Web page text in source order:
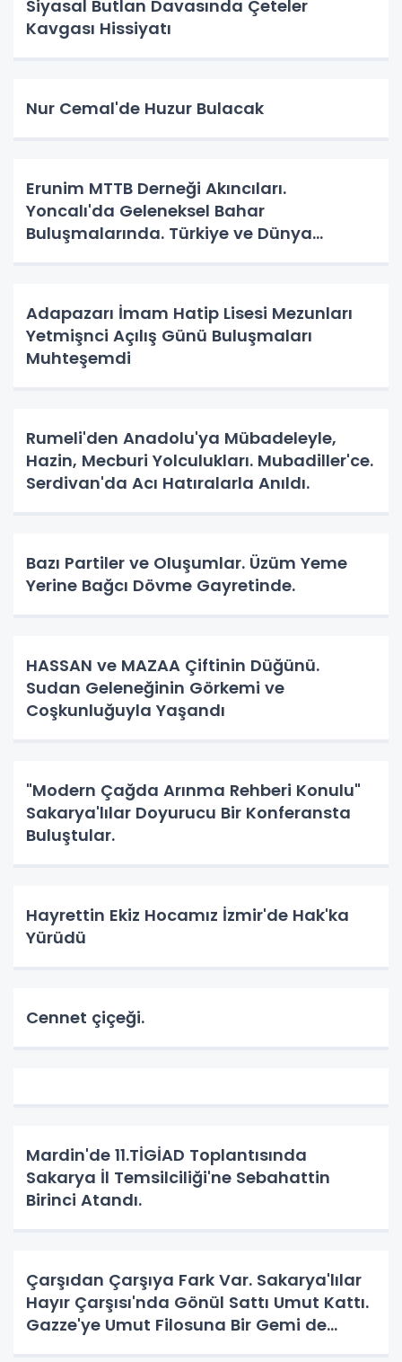
Siyasal Butlan Davasında Çeteler
Kavgası Hissiyatı
Nur Cemal'de Huzur Bulacak
Erunim MTTB Derneği Akıncıları.
Yoncalı'da Geleneksel Bahar
Buluşmalarında. Türkiye ve Dünya
Adapazarı İmam Hatip Lisesi Mezunları
Yetmişnci Açılış Günü Buluşmaları
Muhteşemdi
Rumeli'den Anadolu'ya Mübadeleyle,
Hazin, Mecburi Yolculukları. Mubadiller'ce.
Serdivan'da Acı Hatıralarla Anıldı.
Bazı Partiler ve Oluşumlar. Üzüm Yeme
Yerine Bağcı Dövme Gayretinde.
HASSAN ve MAZAA Çiftinin Düğünü.
Sudan Geleneğinin Görkemi ve
Coşkunluğuyla Yaşandı
"Modern Çağda Arınma Rehberi Konulu"
Sakarya'lılar Doyurucu Bir Konferansta
Buluştular.
Hayrettin Ekiz Hocamız İzmir'de Hak'ka
Yürüdü
Cennet çiçeği.
Mardin'de 11.TİGİAD Toplantısında
Sakarya İl Temsilciliği'ne Sebahattin
Birinci Atandı.
Çarşıdan Çarşıya Fark Var. Sakarya'lılar
Hayır Çarşısı'nda Gönül Sattı Umut Kattı.
Gazze'ye Umut Filosuna Bir Gemi de